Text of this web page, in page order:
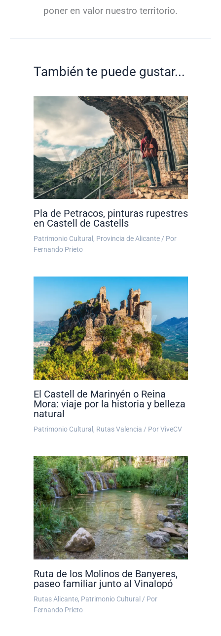
poner en valor nuestro territorio.
También te puede gustar...
Pla de Petracos, pinturas rupestres
en Castell de Castells
Patrimonio Cultural , Provincia de Alicante/ Por
Fernando Prieto
El Castell de Marinyén o Reina
Mora: viaje por la historia y belleza
natural
Patrimonio Cultural , Rutas Valencia / PorViveCV
Ruta de los Molinos de Banyeres,
paseo familiar junto al Vinalopó
Rutas Alicante, Patrimonio Cultural / Por
Fernando Prieto